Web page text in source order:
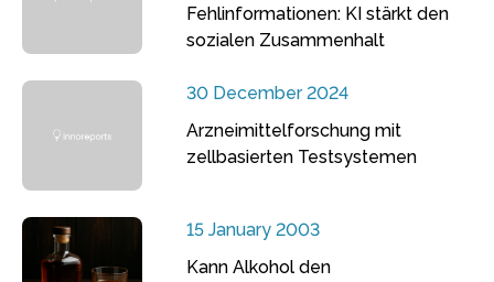
Fehlinformationen: KI stärkt den
sozialen Zusammenhalt
30 December 2024
Arzneimittelforschung mit
zellbasierten Testsystemen
15 January 2003
Kann Alkohol den